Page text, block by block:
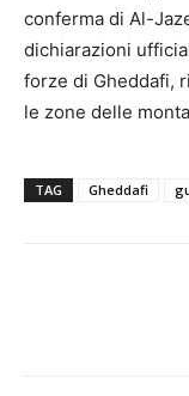
conferma di Al-
dichiarazioni
forze di Gheddafi,
le zone delle
TAG Gheddafi